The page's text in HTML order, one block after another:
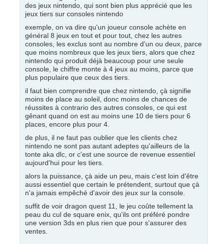
des jeux nintendo, qui sont bien plus apprécié que les
jeux tiers sur consoles nintendo
exemple, on va dire qu'un joueur console achète en
général 8 jeux en tout et pour tout, chez les autres
consoles, les exclus sont au nombre d'un ou deux, parce
que moins nombreux que les jeux tiers, alors que chez
nintendo qui produit déjà beaucoup pour une seule
console, le chiffre monte à 4 jeux au moins, parce que
plus populaire que ceux des tiers.
il faut bien comprendre que chez nintendo, çà signifie
moins de place au soleil, donc moins de chances de
réussites à contrario des autres consoles, ce qui est
gênant quand on est au moins une 10 de tiers pour 6
places, encore plus pour 4.
de plus, il ne faut pas oublier que les clients chez
nintendo ne sont pas autant adeptes qu'ailleurs de la
tonte aka dlc, or c'est une source de revenue essentiel
aujourd'hui pour les tiers.
alors la puissance, çà aide un peu, mais c'est loin d'être
aussi essentiel que certain le prétendent, surtout que çà
n'a jamais empêché d'avoir des jeux sur la console.
suffit de voir dragon quest 11, le jeu coûte tellement la
peau du cul de square enix, qu'ils ont préféré pondre
une version 3ds en plus rien que pour s'assurer des
ventes.